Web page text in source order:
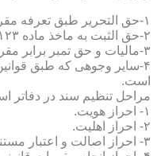
۱-حق التحریر طبق تعرفه مقرر وزارت دادگستری.
۲-حق الثبت به ماخذ ماده ۱۲۳ قانون اصلاحی قانون ثبت.
۳-مالیات و حق تمبر برابر مقررات مالیاتی.
۴-سایر وجوهی که طبق
است.
مراحل تنظیم سند در دفاتر
۱- احراز هویت.
۲- احراز اهلیت.
۳- احراز اصالت و اعتبار مستندات سند.